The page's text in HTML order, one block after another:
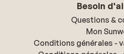
Besoin
Questions &
Mon
Conditions générales -